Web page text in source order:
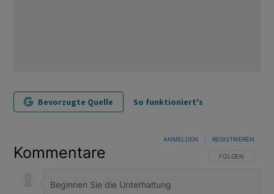
Bevorzugte Quelle So funktioniert's
Kommentare FOLGE DIESER
FOLGEN
ANMELDEN REGISTRIEREN